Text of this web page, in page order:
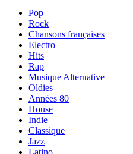
Pop
Rock
Chansons françaises
Electro
Hits
Rap
Musique Alternative
Oldies
Années 80
House
Indie
Classique
Jazz